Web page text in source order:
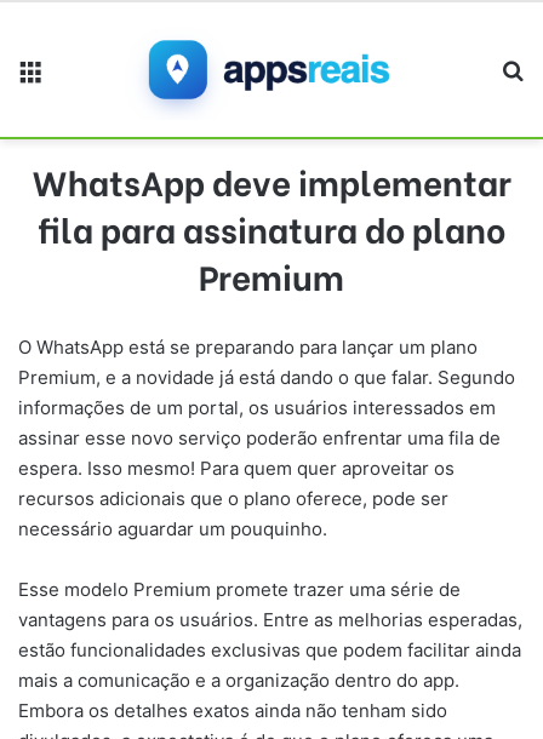
WhatsApp deve implementar
fila para assinatura do plano
Premium
O WhatsApp está se preparando para lançar um plano
Premium, e a novidade já está dando o que falar. Segundo
informações de um portal, os usuários interessados em
assinar esse novo serviço poderão enfrentar uma fila de
espera. Isso mesmo! Para quem quer aproveitar os
recursos adicionais que o plano oferece, pode ser
necessário aguardar um pouquinho.
Esse modelo Premium promete trazer uma série de
vantagens para os usuários. Entre as melhorias esperadas,
estão funcionalidades exclusivas que podem facilitar ainda
mais a comunicação e a organização dentro do app.
Embora os detalhes exatos ainda não tenham sido